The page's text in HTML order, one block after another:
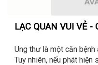
LẠC QUAN VUI VẺ
Ung thư là một căn bệnh
Tuy nhiên, nếu phát